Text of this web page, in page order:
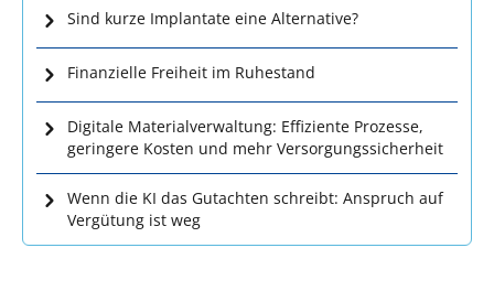
Sind kurze Implantate eine Alternative?
Finanzielle Freiheit im Ruhestand
Digitale Materialverwaltung: Effiziente Prozesse,
geringere Kosten und mehr Versorgungssicherheit
Wenn die KI das Gutachten schreibt: Anspruch auf
Vergütung ist weg